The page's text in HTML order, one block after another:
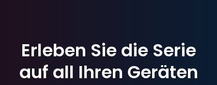
Erleben Sie die Serie
auf all Ihren Geräten